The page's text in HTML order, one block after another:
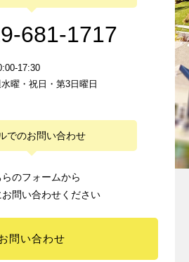
681-1717
17:30
曜・祝日・第3日曜日
でのお問い合わせ
らのフォームから
お問い合わせください
問い合わせ